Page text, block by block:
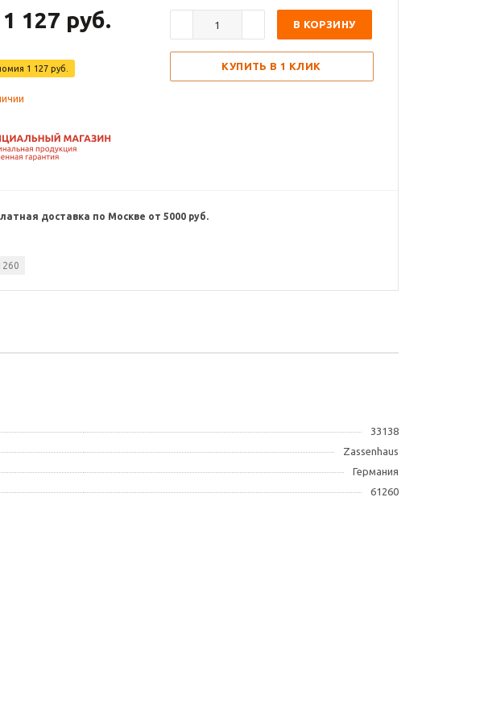
127 руб.
1 127 руб.
В КОРЗИНУ
КУПИТЬ В 1 КЛИК
доставка по Москве от 5000 руб.
33138
Zassenhaus
Германия
61260